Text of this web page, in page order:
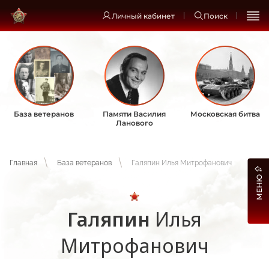
Личный кабинет Поиск
База ветеранов
Памяти Василия
Ланового
Московская битва
Главная База ветеранов Галяпин Илья Митрофанович
Галяпин Илья
Митрофанович
МЕНЮ